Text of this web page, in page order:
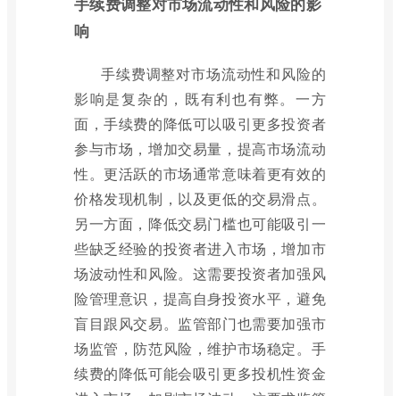
响
手续费调整对市场流动性和风险的
影响是复杂的，既有利也有弊。一方
面，手续费的降低可以吸引更多投资者
参与市场，增加交易量，提高市场流动
性。更活跃的市场通常意味着更有效的
价格发现机制，以及更低的交易滑点。
另一方面，降低交易门槛也可能吸引一
些缺乏经验的投资者进入市场，增加市
场波动性和风险。这需要投资者加强风
险管理意识，提高自身投资水平，避免
盲目跟风交易。监管部门也需要加强市
场监管，防范风险，维护市场稳定。手
续费的降低可能会吸引更多投机性资金